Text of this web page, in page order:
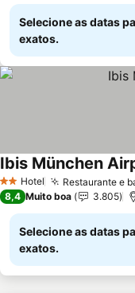
Selecione as datas
exatos.
2 Estrelas
Hotel Restaurante e
Ibis München
8,4 Muito boa 3.805
Selecione as datas
exatos.